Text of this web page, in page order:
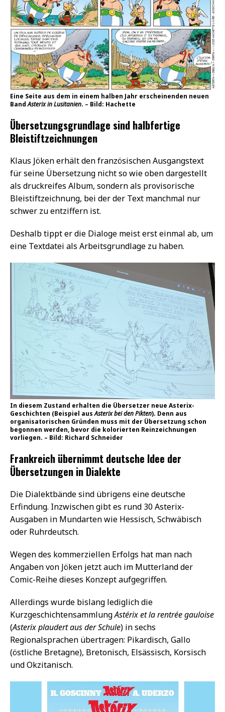
Eine Seite aus dem in einem halben Jahr erscheinenden neuen
BandAsterix in Lusitanien. – Bild: Hachette
Übersetzungsgrundlage sind halbfertige
Bleistiftzeichnungen
Klaus Jöken erhält den französischen Ausgangstext
für seine Übersetzung nicht so wie oben dargestellt
als druckreifes Album, sondern als provisorische
Bleistiftzeichnung, bei der der Text manchmal nur
schwer zu entziffern ist.
Deshalb tippt er die Dialoge meist erst einmal ab, um
eine Textdatei als Arbeitsgrundlage zu haben.
In diesem Zustand erhalten die Übersetzer neue Asterix-
Geschichten (Beispiel ausAsterix bei den Pikten). Denn aus
organisatorischen Gründen muss mit der Übersetzung schon
begonnen werden, bevor die kolorierten Reinzeichnungen
vorliegen. – Bild: Richard Schneider
Frankreich übernimmt deutsche Idee der
Übersetzungen in Dialekte
Die Dialektbände sind übrigens eine deutsche
Erfindung. Inzwischen gibt es rund 30 Asterix-
Ausgaben in Mundarten wie Hessisch, Schwäbisch
oder Ruhrdeutsch.
Wegen des kommerziellen Erfolgs hat man nach
Angaben von Jöken jetzt auch im Mutterland der
Comic-Reihe dieses Konzept aufgegriffen.
Allerdings wurde bislang lediglich die
KurzgeschichtensammlungAstérix et la rentrée gauloise
(Asterix plaudert aus der Schule) in sechs
Regionalsprachen übertragen: Pikardisch, Gallo
(östliche Bretagne), Bretonisch, Elsässisch, Korsisch
und Okzitanisch.